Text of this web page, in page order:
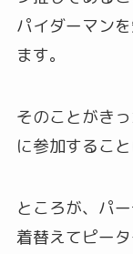
パイダーマン
ます。
そのことがき
に参加するこ
ところが、パ
着替えてピー